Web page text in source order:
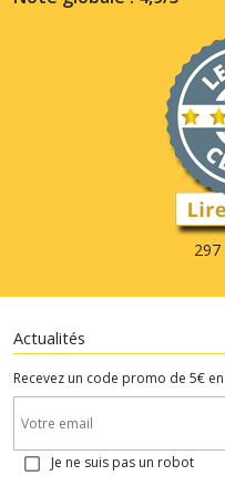
297
Actualités
Recevez un code promo de 5€
Je ne suis pas un robot